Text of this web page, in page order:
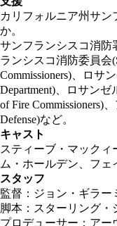
カリフォルニア州サ
か。
サンフランシスコ消防
ランシスコ消防委員会
Commissioners)、ロサ
Department)、ロサンゼ
of Fire Commissioners)
Defense)など。
キャスト
スティーブ・マック
ム・ホールデン、フェ
スタッフ
監督：ジョン・ギラー
脚本：スターリング・
プロデューサー：アー